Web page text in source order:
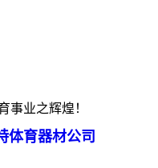
事业之辉煌！
体育器材公司